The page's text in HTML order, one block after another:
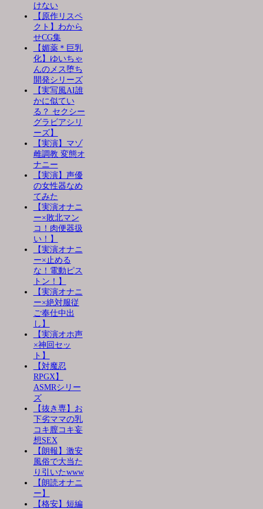
けない
【原作リスペ
クト】わから
せCG集
【媚薬＊巨乳
化】ゆいちゃ
んのメス堕ち
開発シリーズ
【実写風AI誰
かに似てい
る？ セクシー
グラビアシリ
ーズ】
【実演】マゾ
雌調教 変態オ
ナニー
【実演】声優
の女性器なめ
てみた
【実演オナニ
ー×敗北マン
コ！肉便器扱
い！】
【実演オナニ
ー×止める
な！電動ピス
トン！】
【実演オナニ
ー×絶対服従
ご奉仕中出
し】
【実演オホ声
×神回セッ
ト】
【対魔忍
RPGX】
ASMRシリー
ズ
【抜き専】お
下劣ママの乳
コキ膣コキ妄
想SEX
【朗報】激安
風俗で大当た
り引いたwww
【朗読オナニ
ー】
【格安】短編